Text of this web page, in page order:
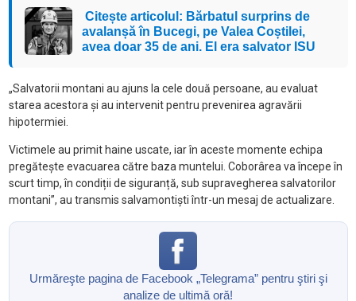
Citește articolul: Bărbatul surprins de
avalanșă în Bucegi, pe Valea Coștilei,
avea doar 35 de ani. El era salvator ISU
„Salvatorii montani au ajuns la cele două persoane, au evaluat
starea acestora și au intervenit pentru prevenirea agravării
hipotermiei.
Victimele au primit haine uscate, iar în aceste momente echipa
pregătește evacuarea către baza muntelui. Coborârea va începe în
scurt timp, în condiții de siguranță, sub supravegherea salvatorilor
montani”, au transmis salvamontiști într-un mesaj de actualizare.
Urmăreşte pagina de Facebook „Telegrama” pentru ştiri şi
analize de ultimă oră!